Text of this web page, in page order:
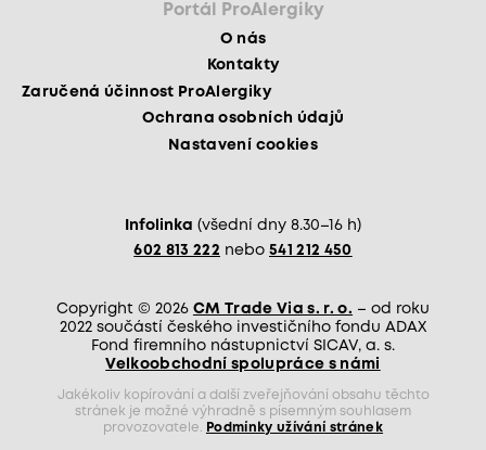
Portál ProAlergiky
O nás
Kontakty
Zaručená účinnost ProAlergiky
Ochrana osobních údajů
Nastavení cookies
Infolinka (všední dny 8.30–16 h)
602 813 222 nebo 541 212 450
Copyright © 2026 CM Trade Via s. r. o. – od roku
2022 součástí českého investičního fondu ADAX
Fond firemního nástupnictví SICAV, a. s.
Velkoobchodní spolupráce s námi
Jakékoliv kopírování a další zveřejňování obsahu těchto
stránek je možné výhradně s písemným souhlasem
provozovatele.
Podmínky užívání stránek